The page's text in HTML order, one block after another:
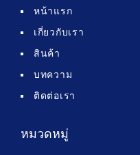
หน้าแรก
เกี่ยวกับเรา
สินค้า
บทความ
ติดต่อเรา
หมวดหมู่